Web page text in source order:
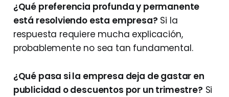
¿Qué preferencia profunda y permanente
está resolviendo esta empresa? Si la
respuesta requiere mucha explicación,
probablemente no sea tan fundamental.
¿Qué pasa si la empresa deja de gastar en
publicidad o descuentos por un trimestre? Si